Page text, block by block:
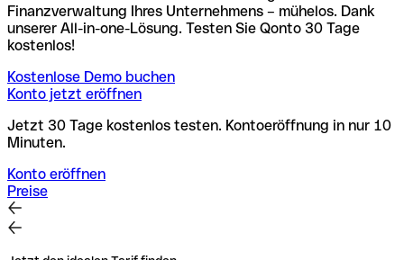
Finanzverwaltung Ihres Unternehmens – mühelos. Dank
unserer All-in-one-Lösung. Testen Sie Qonto 30 Tage
kostenlos!
Kostenlose Demo buchen
Konto jetzt eröffnen
Jetzt 30 Tage kostenlos testen. Kontoeröffnung in nur 10
Minuten.
Konto eröffnen
Preise